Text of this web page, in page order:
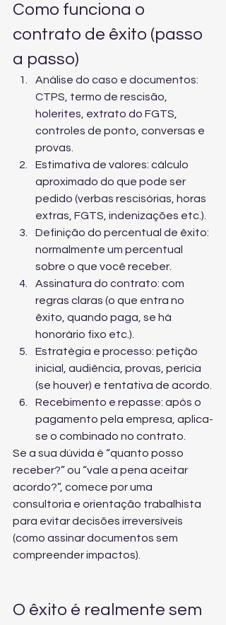
Como funciona o
contrato de êxito (passo
a passo)
Análise do caso e documentos:
CTPS, termo de rescisão,
holerites, extrato do FGTS,
controles de ponto, conversas e
provas.
Estimativa de valores: cálculo
aproximado do que pode ser
pedido (verbas rescisórias, horas
extras, FGTS, indenizações etc.).
Definição do percentual de êxito:
normalmente um percentual
sobre o que você receber.
Assinatura do contrato: com
regras claras (o que entra no
êxito, quando paga, se há
honorário fixo etc.).
Estratégia e processo: petição
inicial, audiência, provas, perícia
(se houver) e tentativa de acordo.
Recebimento e repasse: após o
pagamento pela empresa, aplica-
se o combinado no contrato.
Se a sua dúvida é “quanto posso
receber?” ou “vale a pena aceitar
acordo?”, comece por uma
consultoria e orientação trabalhista
para evitar decisões irreversíveis
(como assinar documentos sem
compreender impactos).
O êxito é realmente sem